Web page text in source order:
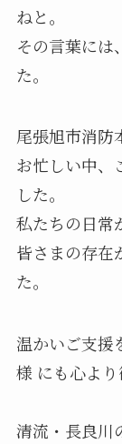
ねと。
その言葉には
た。
尾張旭市消防
お忙しい中、
した。
私たちの日常
皆さまの存在
た。
温かいご支援
様 にも心より
清流・長良川